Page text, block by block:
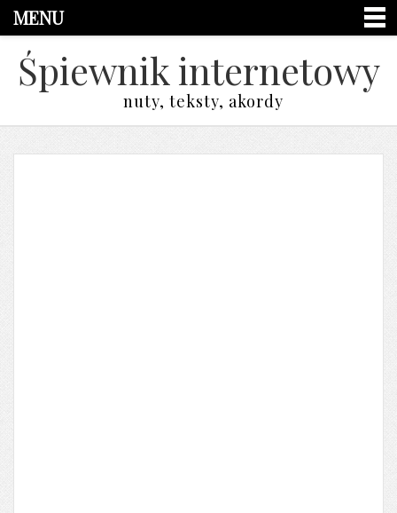
MENU
Śpiewnik internetowy
nuty, teksty, akordy